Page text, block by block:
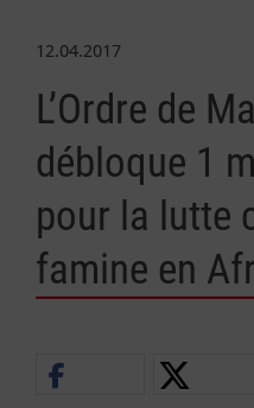
12.04.2017
L’Ordre de
débloque 1
pour la lutte
famine en